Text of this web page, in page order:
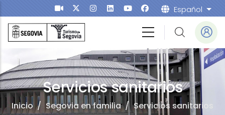
Pasar al contenido principal Español
para Niños
Servicios sanitarios
Inicio / Segovia en familia/ Servicios sanitarios